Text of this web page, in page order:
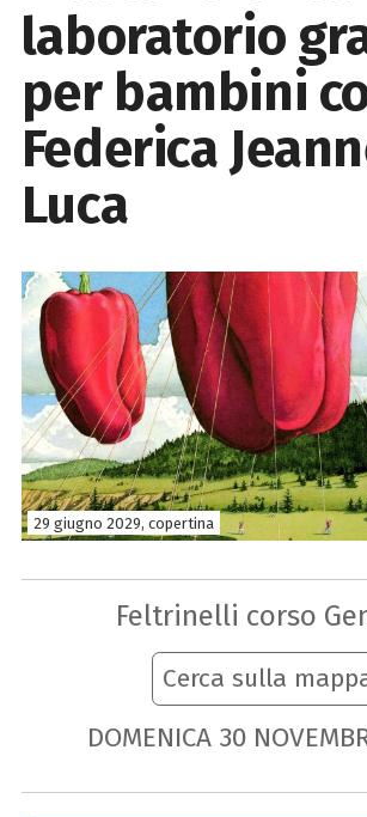
laboratorio
per bambini
Federica
Luca
29 giugno 2029, copertina
Feltrinelli corso
Cerca sulla
DOMENICA 30